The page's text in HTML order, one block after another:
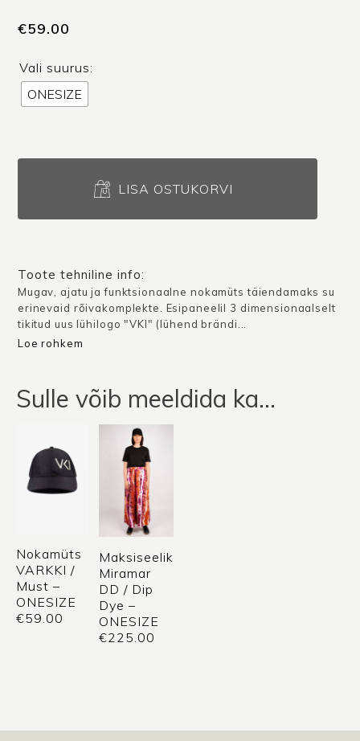
€59.00
Vali suurus:
ONESIZE
LISA OSTUKORVI
Toote tehniline info:
Mugav, ajatu ja funktsionaalne nokamüts täiendamaks su
erinevaid rõivakomplekte. Esipaneelil 3 dimensionaalselt
tikitud uus lühilogo "VKI" (lühend brändi...
Loe rohkem
Sulle võib meeldida ka…
Nokamüts
VARKKI /
Must –
ONESIZE
€59.00
Maksiseelik
Miramar
DD / Dip
Dye –
ONESIZE
€225.00